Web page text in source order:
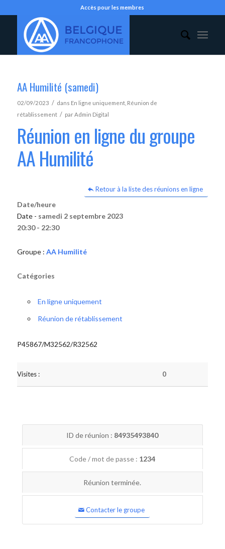
Accès pour les membres
AA Humilité (samedi)
02/09/2023 / dans En ligne uniquement, Réunion de
rétablissement / parAdmin Digital
Réunion en ligne du groupe
AA Humilité
Retour à la liste des réunions en ligne
Date/heure
Date - samedi 2 septembre 2023
20:30 - 22:30
Groupe : AA Humilité
Catégories
En ligne uniquement
Réunion de rétablissement
P45867/M32562/R32562
Visites : 0
ID de réunion : 84935493840
Code / mot de passe : 1234
Réunion terminée.
Contacter le groupe